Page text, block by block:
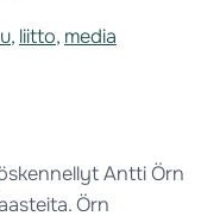
, liitto, media
Antti Örn
Örn